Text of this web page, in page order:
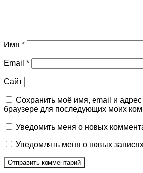
Имя *
Email *
Сайт
Сохранить моё имя, email и адрес
браузере для последующих моих
Уведомить меня о новых
Уведомлять меня о новых